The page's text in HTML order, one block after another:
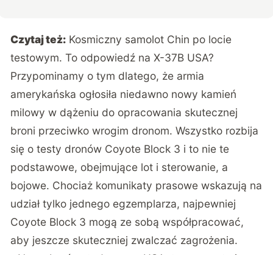
Czytaj też: Kosmiczny samolot Chin po locie
testowym. To odpowiedź na X-37B USA?
Przypominamy o tym dlatego, że armia
amerykańska ogłosiła niedawno nowy kamień
milowy w dążeniu do opracowania skutecznej
broni przeciwko wrogim dronom. Wszystko rozbija
się o testy dronów Coyote Block 3 i to nie te
podstawowe, obejmujące lot i sterowanie, a
bojowe. Chociaż komunikaty prasowe wskazują na
udział tylko jednego egzemplarza, najpewniej
Coyote Block 3 mogą ze sobą współpracować,
aby jeszcze skuteczniej zwalczać zagrożenia.